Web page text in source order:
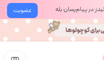
عضویت در پیام‌رسان بله